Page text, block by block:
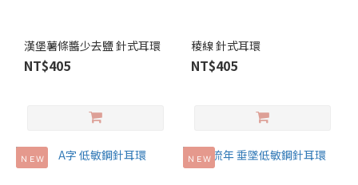
漢堡薯條醬少去鹽 針式耳環
NT$405
稜線 針式耳環
NT$405
ＮＥＷ ＮＥＷ